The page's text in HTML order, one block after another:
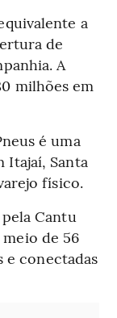
a
de
A
milhões em
é uma
Itajaí, Santa
físico.
Cantu
de 56
e conectadas